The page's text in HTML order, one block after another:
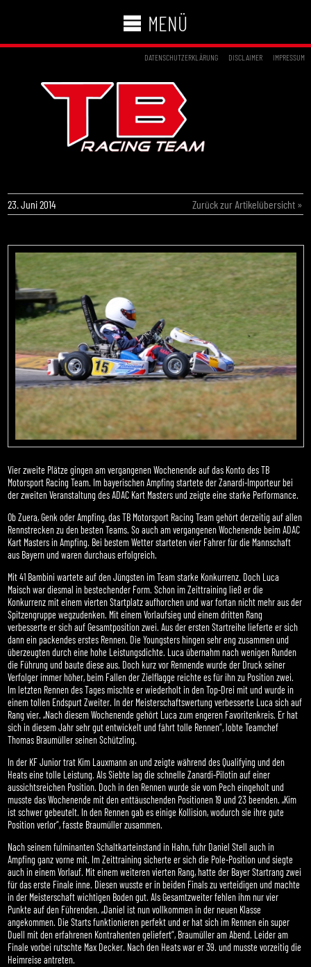
MENÜ
DATENSCHUTZERKLÄRUNG DISCLAIMER IMPRESSUM
23. Juni 2014 Zurück zur Artikelübersicht »
Vier zweite Plätze gingen am vergangenen Wochenende auf das Konto des TB
Motorsport Racing Team. Im bayerischen Ampfing startete der Zanardi-Importeur bei
der zweiten Veranstaltung des ADAC Kart Masters und zeigte eine starke Performance.
Ob Zuera, Genk oder Ampfing, das TB Motorsport Racing Team gehört derzeitig auf allen
Rennstrecken zu den besten Teams. So auch am vergangenen Wochenende beim ADAC
Kart Masters in Ampfing. Bei bestem Wetter starteten vier Fahrer für die Mannschaft
aus Bayern und waren durchaus erfolgreich.
Mit 41 Bambini wartete auf den Jüngsten im Team starke Konkurrenz. Doch Luca
Maisch war diesmal in bestechender Form. Schon im Zeittraining ließ er die
Konkurrenz mit einem vierten Startplatz aufhorchen und war fortan nicht mehr aus der
Spitzengruppe wegzudenken. Mit einem Vorlaufsieg und einem dritten Rang
verbesserte er sich auf Gesamtposition zwei. Aus der ersten Startreihe lieferte er sich
dann ein packendes erstes Rennen. Die Youngsters hingen sehr eng zusammen und
überzeugten durch eine hohe Leistungsdichte. Luca übernahm nach wenigen Runden
die Führung und baute diese aus. Doch kurz vor Rennende wurde der Druck seiner
Verfolger immer höher, beim Fallen der Zielflagge reichte es für ihn zu Position zwei.
Im letzten Rennen des Tages mischte er wiederholt in den Top-Drei mit und wurde in
einem tollen Endspurt Zweiter. In der Meisterschaftswertung verbesserte Luca sich auf
Rang vier. „Nach diesem Wochenende gehört Luca zum engeren Favoritenkreis. Er hat
sich in diesem Jahr sehr gut entwickelt und fährt tolle Rennen“, lobte Teamchef
Thomas Braumüller seinen Schützling.
In der KF Junior trat Kim Lauxmann an und zeigte während des Qualifying und den
Heats eine tolle Leistung. Als Siebte lag die schnelle Zanardi-Pilotin auf einer
aussichtsreichen Position. Doch in den Rennen wurde sie vom Pech eingeholt und
musste das Wochenende mit den enttäuschenden Positionen 19 und 23 beenden. „Kim
ist schwer gebeutelt. In den Rennen gab es einige Kollision, wodurch sie ihre gute
Position verlor“, fasste Braumüller zusammen.
Nach seinem fulminanten Schaltkarteinstand in Hahn, fuhr Daniel Stell auch in
Ampfing ganz vorne mit. Im Zeittraining sicherte er sich die Pole-Position und siegte
auch in einem Vorlauf. Mit einem weiteren vierten Rang, hatte der Bayer Startrang zwei
für das erste Finale inne. Diesen wusste er in beiden Finals zu verteidigen und machte
in der Meisterschaft wichtigen Boden gut. Als Gesamtzweiter fehlen ihm nur vier
Punkte auf den Führenden. „Daniel ist nun vollkommen in der neuen Klasse
angekommen. Die Starts funktionieren perfekt und er hat sich im Rennen ein super
Duell mit den erfahrenen Kontrahenten geliefert“, Braumüller am Abend. Leider am
Finale vorbei rutschte Max Decker. Nach den Heats war er 39. und musste vorzeitig die
Heimreise antreten.